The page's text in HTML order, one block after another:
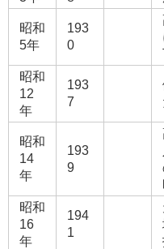
昭和
5年
193
0
昭和
12
年
193
7
昭和
14
年
193
9
昭和
16
年
194
1